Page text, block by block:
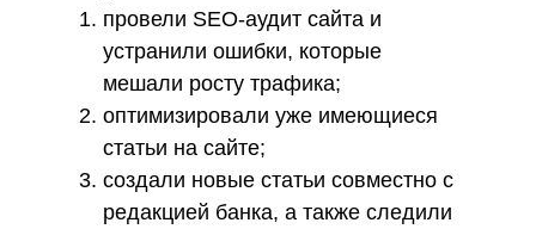
провели SEO-аудит сайта и
устранили ошибки, которые
мешали росту трафика;
оптимизировали уже имеющиеся
статьи на сайте;
создали новые статьи совместно с
редакцией банка, а также следили